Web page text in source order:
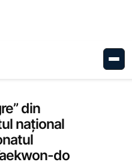
din
național
do